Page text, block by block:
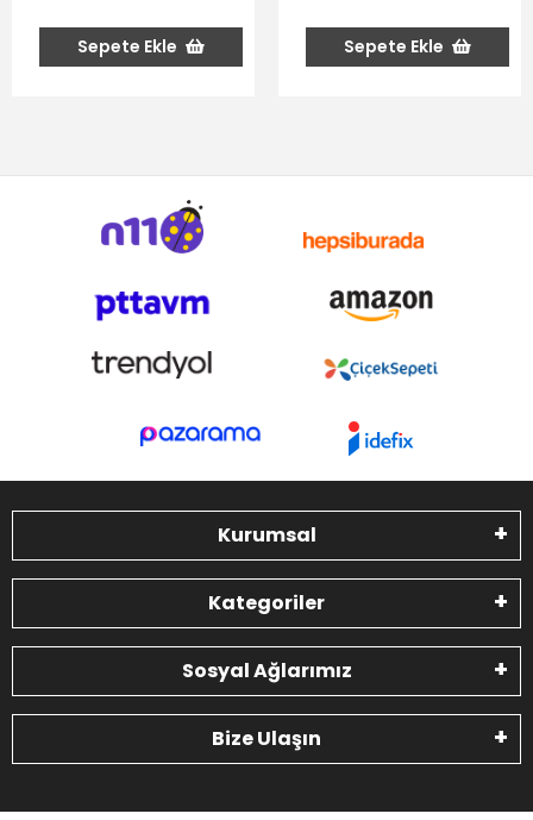
Sepete Ekle Sepete Ekle
Kurumsal
Kategoriler
Sosyal Ağlarımız
Bize Ulaşın